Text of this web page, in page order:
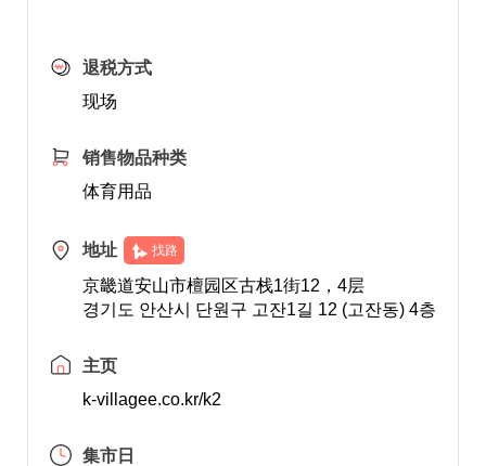
退税方式
现场
销售物品种类
体育用品
地址 找路
京畿道安山市檀园区古栈1街12，4层
경기도 안산시 단원구 고잔1길 12 (고잔동) 4층
主页
k-villagee.co.kr/k2
集市日